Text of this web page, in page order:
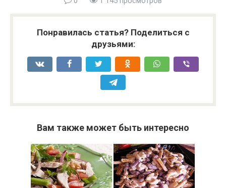
Понравилась статья? Поделиться с
друзьями:
Вам также может быть интересно